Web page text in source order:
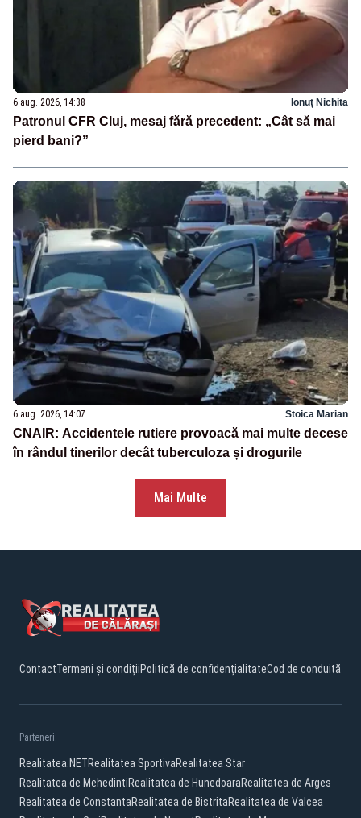
6 aug. 2026, 14:38 Ionuț Nichita
Patronul CFR Cluj, mesaj fără precedent: „Cât să mai
pierd bani?”
6 aug. 2026, 14:07 Stoica Marian
CNAIR: Accidentele rutiere provoacă mai multe decese
în rândul tinerilor decât tuberculoza și drogurile
Mai Multe
ContactTermeni și condițiiPolitică de confidențialitateCod de conduită
Parteneri:
Realitatea.NETRealitatea SportivaRealitatea Star
Realitatea de MehedintiRealitatea de HunedoaraRealitatea de Arges
Realitatea de ConstantaRealitatea de BistritaRealitatea de Valcea